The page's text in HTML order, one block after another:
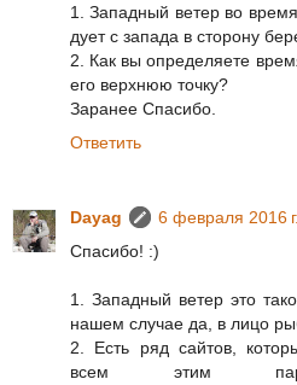
1. Западный ветер во
дует с запада в сторону
2. Как вы определяете
его верхнюю точку?
Заранее Спасибо.
Ответить
Dayag
6 февраля 2016
Спасибо! :)
1. Западный ветер это
нашем случае да, в лицо
2. Есть ряд сайтов,
всем этим